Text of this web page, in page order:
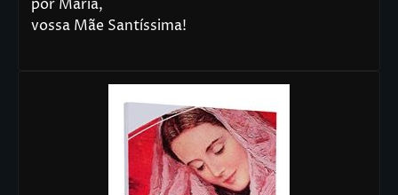
por Maria,
vossa Mãe Santíssima!